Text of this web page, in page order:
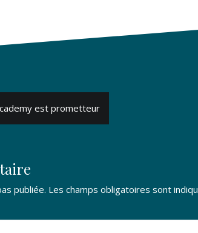
est prometteur
publiée. Les champs obligatoires sont